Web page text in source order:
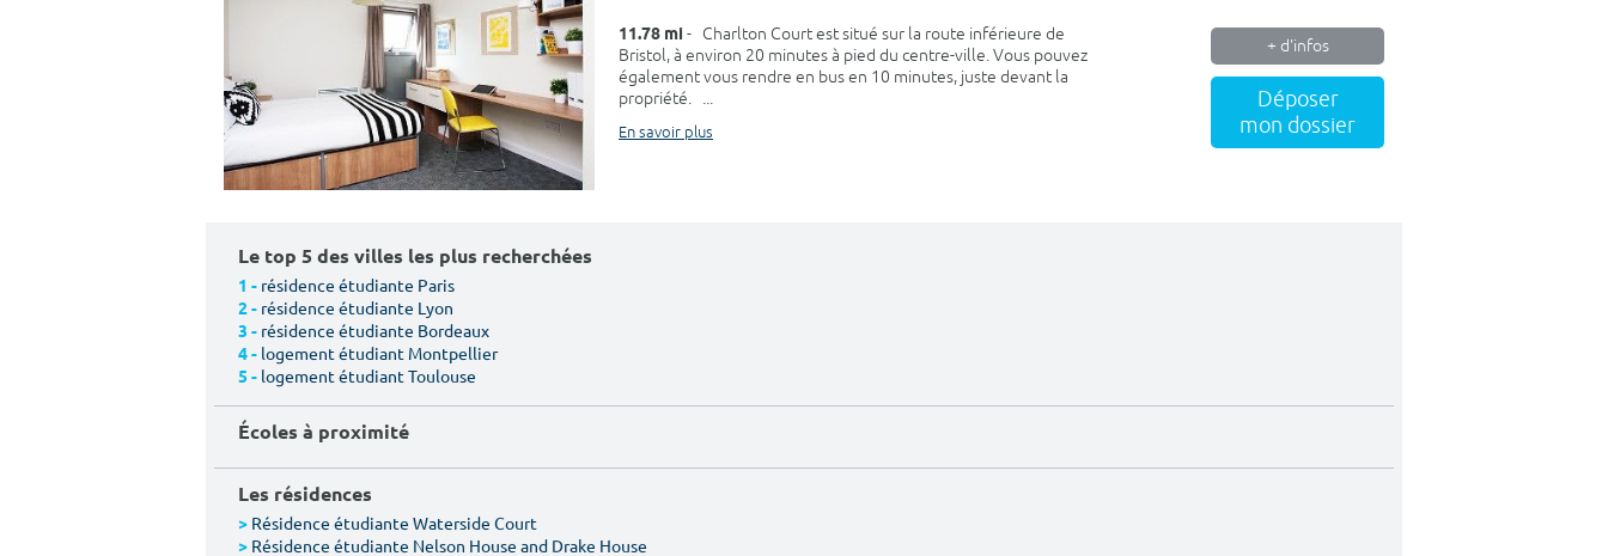
11.78 mi - Charlton Court est situé sur la route inférieure de
Bristol, à environ 20 minutes à pied du centre-ville. Vous pouvez
également vous rendre en bus en 10 minutes, juste devant la
propriété. ...
En savoir plus
+ d'infos
Déposer
mon dossier
Le top 5 des villes les plus recherchées
1 - résidence étudiante Paris
2 - résidence étudiante Lyon
3 - résidence étudiante Bordeaux
4 - logement étudiant Montpellier
5 - logement étudiant Toulouse
Écoles à proximité
Les résidences
> Résidence étudiante Waterside Court
> Résidence étudiante Nelson House and Drake House